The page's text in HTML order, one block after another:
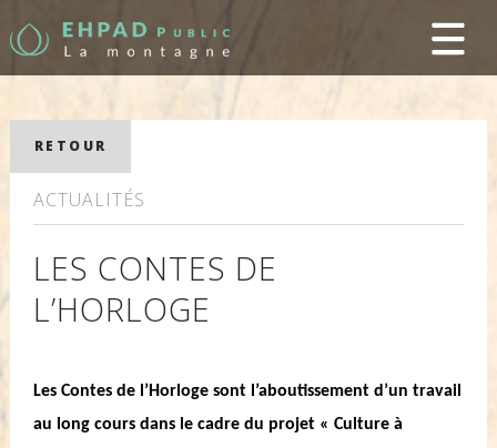
RETOUR
ACTUALITÉS
LES CONTES DE
L’HORLOGE
Les Contes de l’Horloge sont l’aboutissement d’un travail
au long cours dans le cadre du projet « Culture à